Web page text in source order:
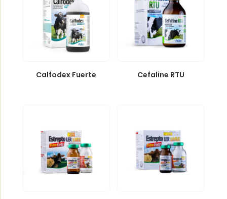
Calfodex Fuerte Cefaline RTU